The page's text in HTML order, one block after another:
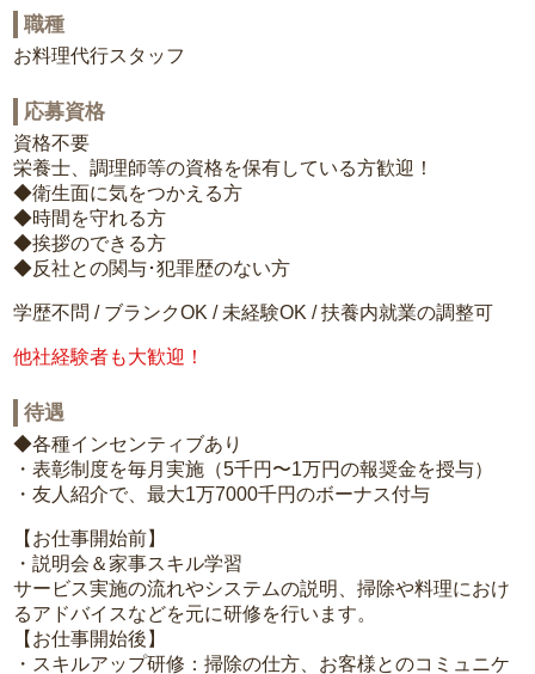
職種
お料理代行スタッフ
応募資格
資格不要
栄養士、調理師等の資格を保有している方歓迎！
◆衛生面に気をつかえる方
◆時間を守れる方
◆挨拶のできる方
◆反社との関与･犯罪歴のない方
学歴不問 / ブランクOK / 未経験OK / 扶養内就業の調整可
他社経験者も大歓迎！
待遇
◆各種インセンティブあり
・表彰制度を毎月実施（5千円〜1万円の報奨金を授与）
・友人紹介で、最大1万7000千円のボーナス付与
【お仕事開始前】
・説明会＆家事スキル学習
サービス実施の流れやシステムの説明、掃除や料理におけ
るアドバイスなどを元に研修を行います。
【お仕事開始後】
・スキルアップ研修：掃除の仕方、お客様とのコミュニケ